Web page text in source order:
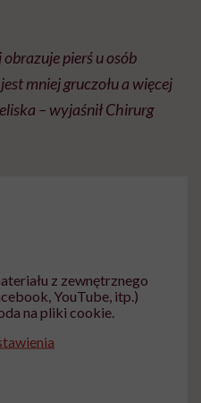
pierś u osób
mniej gruczołu a więcej
– wyjaśnił Chirurg
z zewnętrznego
YouTube, itp.)
na pliki cookie.